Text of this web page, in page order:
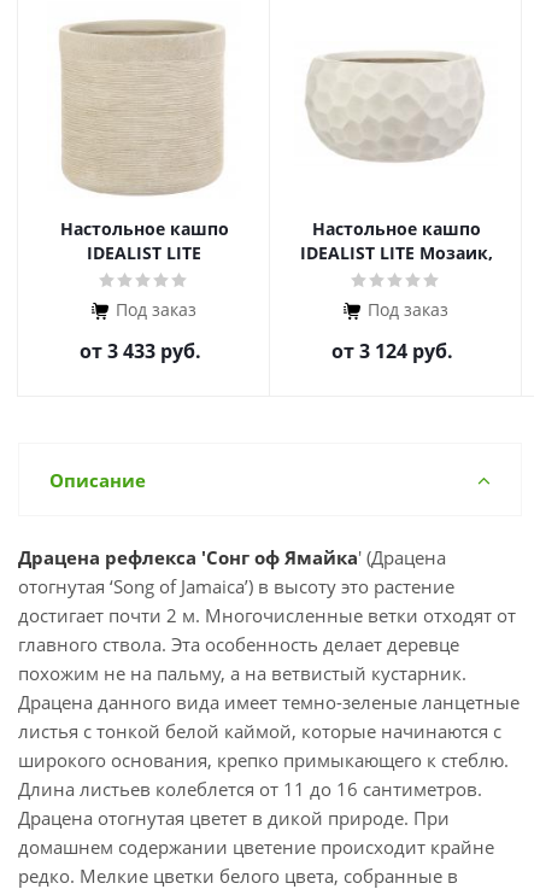
Настольное кашпо
IDEALIST LITE
Флоранжери, круглое
Под заказ
от3 433 руб.
Настольное кашпо
IDEALIST LITE Мозаик,
чаша
Под заказ
от3 124 руб.
Описание
Драцена рефлекса 'Сонг оф Ямайка' (Драцена
отогнутая ‘Song of Jamaica’) в высоту это растение
достигает почти 2 м. Многочисленные ветки отходят от
главного ствола. Эта особенность делает деревце
похожим не на пальму, а на ветвистый кустарник.
Драцена данного вида имеет темно-зеленые ланцетные
листья с тонкой белой каймой, которые начинаются с
широкого основания, крепко примыкающего к стеблю.
Длина листьев колеблется от 11 до 16 сантиметров.
Драцена отогнутая цветет в дикой природе. При
домашнем содержании цветение происходит крайне
редко. Мелкие цветки белого цвета, собранные в